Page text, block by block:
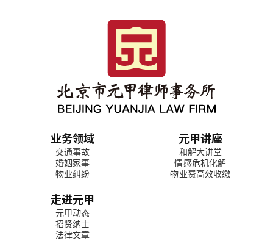
业务领域
交通事故
婚姻家事
物业纠纷
元甲讲座
和解大讲堂
情感危机化解
物业费高效收缴
走进元甲
元甲动态
招贤纳士
法律文章